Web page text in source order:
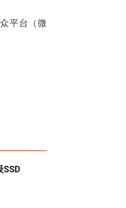
平台（微